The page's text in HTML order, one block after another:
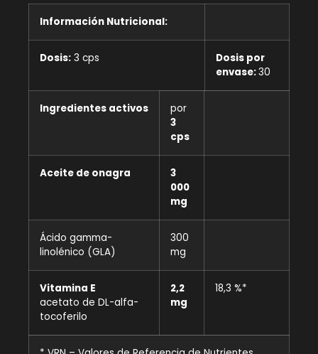
Información Nutricional:
Dosis: 3 cps
Dosis por
envase:30
Ingredientes activos
por
3
cps
Aceite de onagra
3
000
mg
Ácido gamma-
linolénico (GLA)
300
mg
Vitamina E
acetato de DL-alfa-
tocoferilo
2,2
mg
18,3 %*